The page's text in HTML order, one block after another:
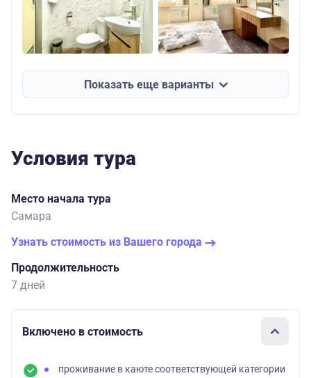
Показать еще варианты
Условия тура
Место начала тура
Самара
Узнать стоимость из Вашего города
Продолжительность
7 дней
Включено в стоимость
проживание в каюте соответствующей категории